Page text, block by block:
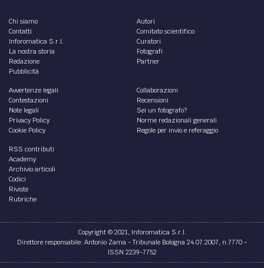
Chi siamo
Contatti
Inforomatica S.r.l.
La nostra storia
Redazione
Pubblicità
Autori
Comitato scientifico
Curatori
Fotografi
Partner
Avvertenze legali
Contestazioni
Note legali
Privacy Policy
Cookie Policy
Collaborazioni
Recensioni
Sei un fotografo?
Norme redazionali generali
Regole per invio e referaggio
RSS contributi
Academy
Archivio articoli
Codici
Riviste
Rubriche
Copyright © 2021, Inforomatica S.r.l.
Direttore responsabile: Antonio Zama - Tribunale Bologna 24.07.2007, n.7770 -
ISSN 2239-7752